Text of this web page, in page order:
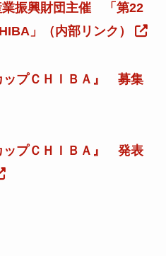
業振興財団主催 「第22
」（内部リンク）
ップＣＨＩＢＡ』 募集
ップＣＨＩＢＡ』 発表